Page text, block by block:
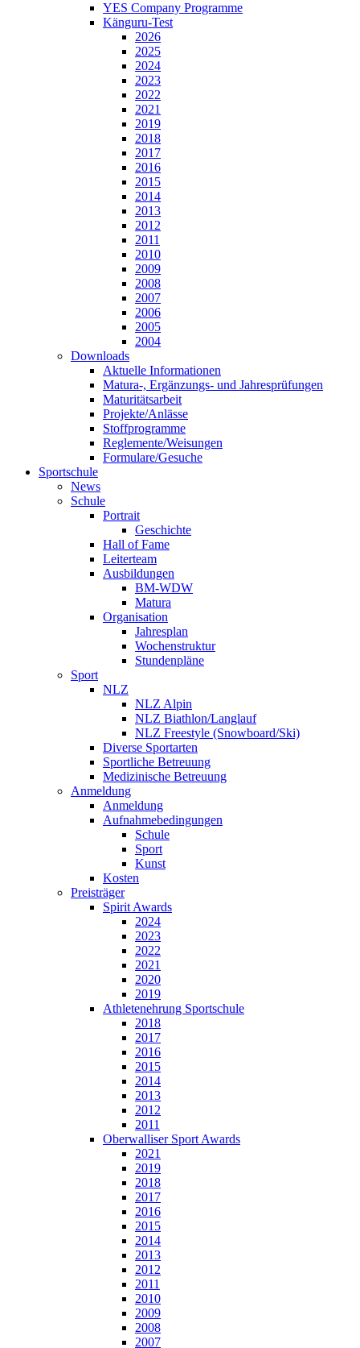
YES Company Programme
Känguru-Test
2026
2025
2024
2023
2022
2021
2019
2018
2017
2016
2015
2014
2013
2012
2011
2010
2009
2008
2007
2006
2005
2004
Downloads
Aktuelle Informationen
Matura-, Ergänzungs- und Jahresprüfungen
Maturitätsarbeit
Projekte/Anlässe
Stoffprogramme
Reglemente/Weisungen
Formulare/Gesuche
Sportschule
News
Schule
Portrait
Geschichte
Hall of Fame
Leiterteam
Ausbildungen
BM-WDW
Matura
Organisation
Jahresplan
Wochenstruktur
Stundenpläne
Sport
NLZ
NLZ Alpin
NLZ Biathlon/Langlauf
NLZ Freestyle (Snowboard/Ski)
Diverse Sportarten
Sportliche Betreuung
Medizinische Betreuung
Anmeldung
Anmeldung
Aufnahmebedingungen
Schule
Sport
Kunst
Kosten
Preisträger
Spirit Awards
2024
2023
2022
2021
2020
2019
Athletenehrung Sportschule
2018
2017
2016
2015
2014
2013
2012
2011
Oberwalliser Sport Awards
2021
2019
2018
2017
2016
2015
2014
2013
2012
2011
2010
2009
2008
2007